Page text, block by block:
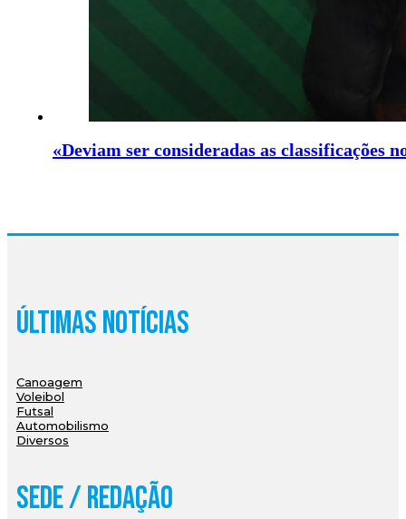
«Deviam ser consideradas as classificações
Últimas Notícias
Canoagem
Voleibol
Futsal
Automobilismo
Diversos
Sede / Redação